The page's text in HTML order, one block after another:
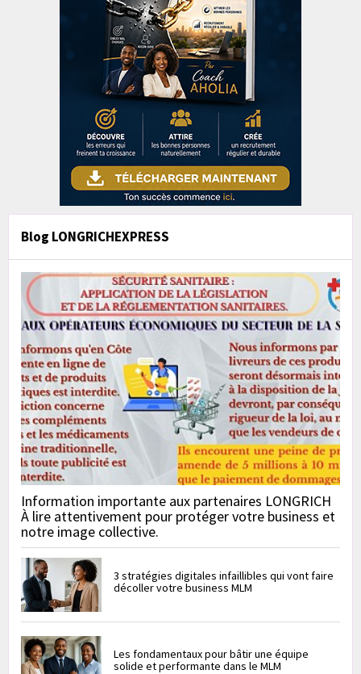
Blog LONGRICHEXPRESS
Information importante aux partenaires LONGRICH
À lire attentivement pour protéger votre business et
notre image collective.
3 stratégies digitales infaillibles qui vont faire
décoller votre business MLM
Les fondamentaux pour bâtir une équipe
solide et performante dans le MLM